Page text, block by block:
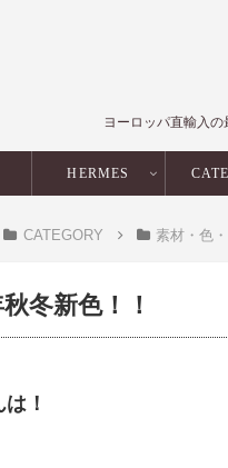
ヨーロッパ直輸入
HERMES
CATEGORY 素材・色
冬新色！！
！